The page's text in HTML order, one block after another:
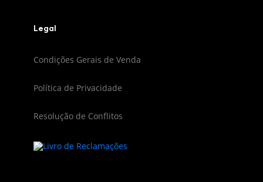
Legal
Condições Gerais de Venda
Política de Privacidade
Resolução de Conflitos